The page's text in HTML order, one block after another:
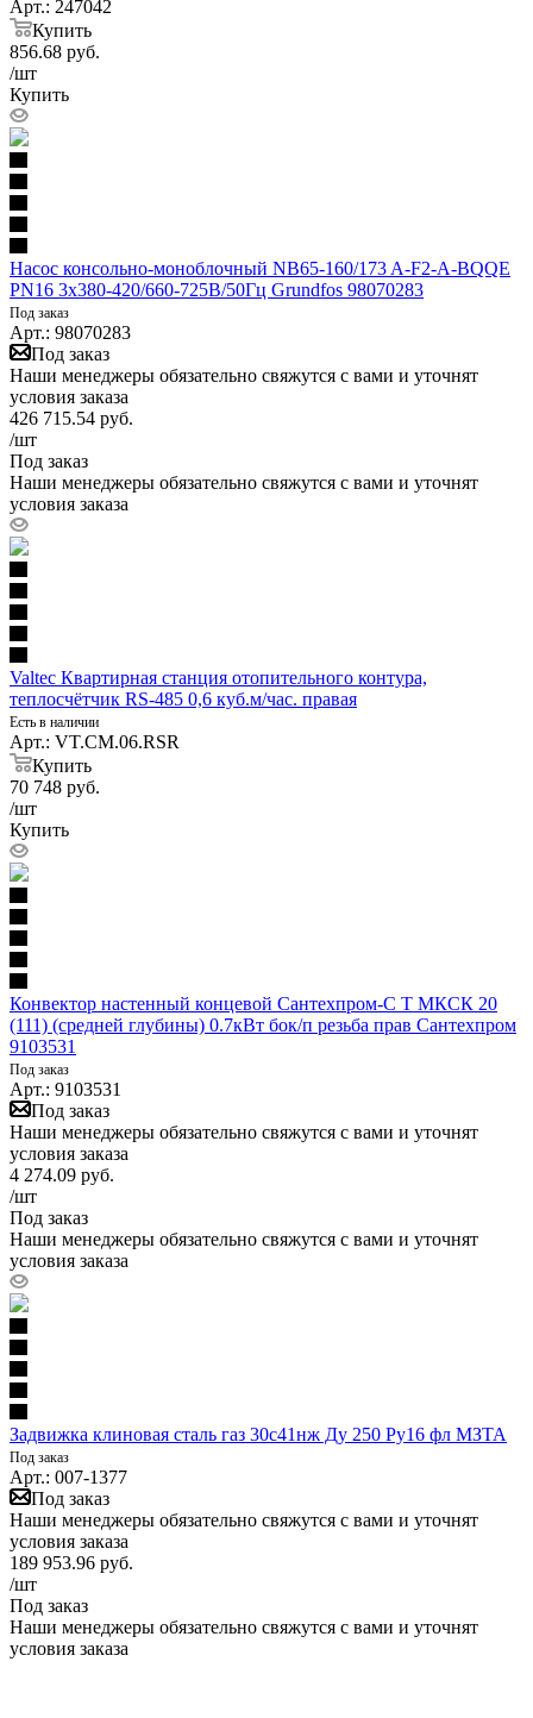
Арт.: 247042
Купить
856.68 руб.
/шт
Купить
Насос консольно-моноблочный NB65-160/173 A-F2-A-BQQE
PN16 3х380-420/660-725В/50Гц Grundfos 98070283
Под заказ
Арт.: 98070283
Под заказ
Наши менеджеры обязательно свяжутся с вами и уточнят
условия заказа
426 715.54 руб.
/шт
Под заказ
Наши менеджеры обязательно свяжутся с вами и уточнят
условия заказа
Valtec Квартирная станция отопительного контура,
теплосчётчик RS-485 0,6 куб.м/час. правая
Есть в наличии
Арт.: VT.CM.06.RSR
Купить
70 748 руб.
/шт
Купить
Конвектор настенный концевой Сантехпром-С Т МКСК 20
(111) (средней глубины) 0.7кВт бок/п резьба прав Сантехпром
9103531
Под заказ
Арт.: 9103531
Под заказ
Наши менеджеры обязательно свяжутся с вами и уточнят
условия заказа
4 274.09 руб.
/шт
Под заказ
Наши менеджеры обязательно свяжутся с вами и уточнят
условия заказа
Задвижка клиновая сталь газ 30с41нж Ду 250 Ру16 фл МЗТА
Под заказ
Арт.: 007-1377
Под заказ
Наши менеджеры обязательно свяжутся с вами и уточнят
условия заказа
189 953.96 руб.
/шт
Под заказ
Наши менеджеры обязательно свяжутся с вами и уточнят
условия заказа